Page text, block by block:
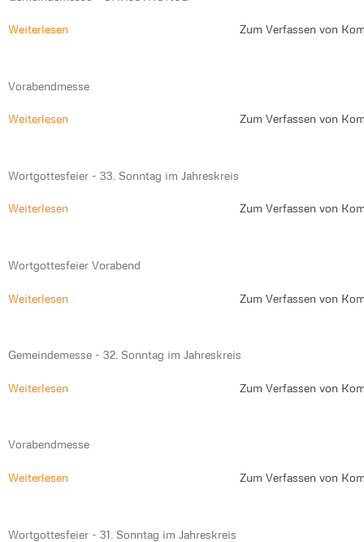
Weiterlesen Zum Verfassen von
Vorabendmesse
Weiterlesen Zum Verfassen von
Wortgottesfeier - 33. Sonntag im Jahreskreis
Weiterlesen Zum Verfassen von
Wortgottesfeier Vorabend
Weiterlesen Zum Verfassen von
Gemeindemesse - 32. Sonntag im Jahreskreis
Weiterlesen Zum Verfassen von
Vorabendmesse
Weiterlesen Zum Verfassen von
Wortgottesfeier - 31. Sonntag im Jahreskreis